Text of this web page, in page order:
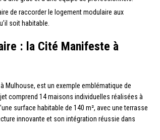
de raccorder le logement modulaire aux
soit habitable.
: la Cité Manifeste à
Mulhouse, est un exemple emblématique de
comprend 14 maisons individuelles réalisées à
surface habitable de 140 m², avec une terrasse
innovante et son intégration réussie dans